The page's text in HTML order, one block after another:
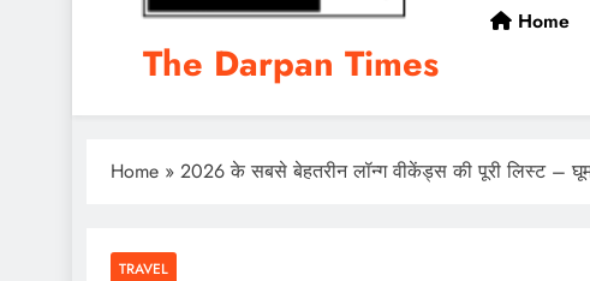
The Darpan Times
From Travel to Tech, We Cover It All.
Home
Home » 2026 के सबसे बेहतरीन लॉन्ग वीकेंड्स की पूरी लिस्ट –
TRAVEL